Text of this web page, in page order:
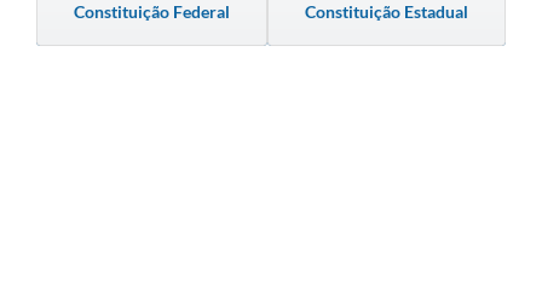
Serviços Online
Constituição Federal Constituição Estadual